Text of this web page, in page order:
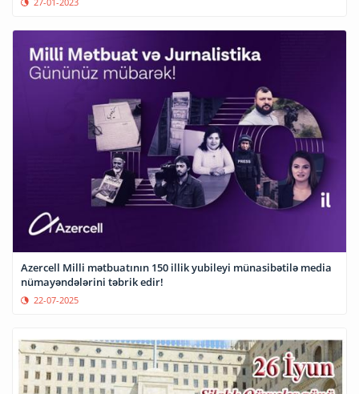
Azercell Milli mətbuatının 150 illik yubileyi münasibətilə media
nümayəndələrini təbrik edir!
22-07-2025